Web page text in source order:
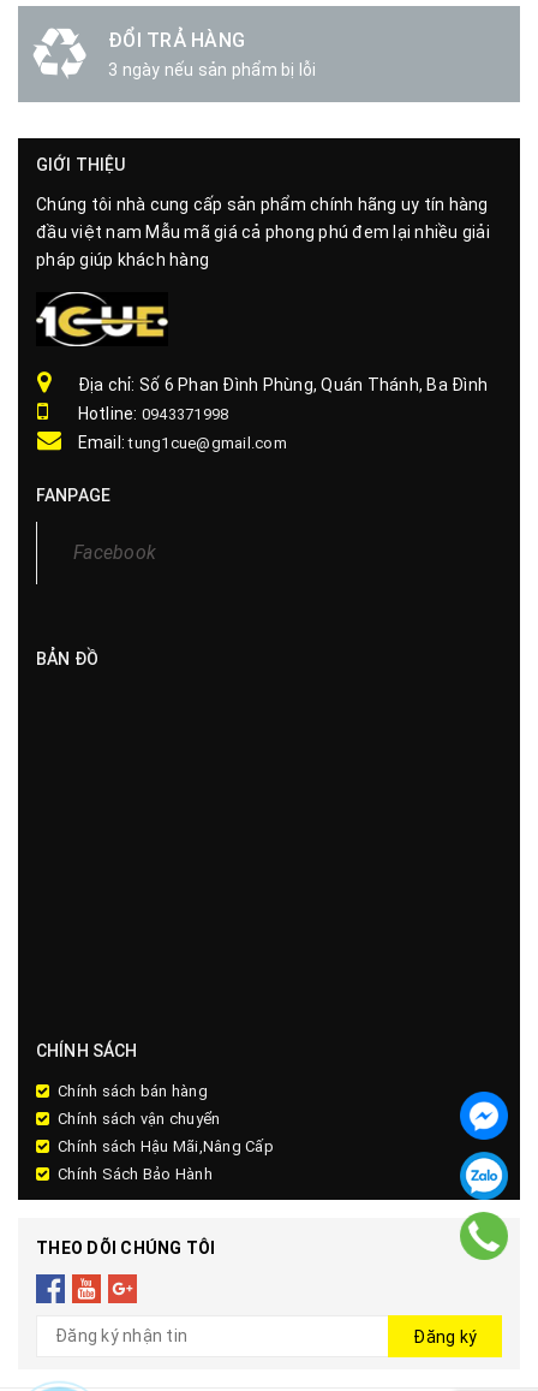
ĐỔI TRẢ HÀNG
3 ngày nếu sản phẩm bị lỗi
GIỚI THIỆU
Chúng tôi nhà cung cấp sản phẩm chính hãng uy tín hàng
đầu việt nam Mẫu mã giá cả phong phú đem lại nhiều giải
pháp giúp khách hàng
Địa chỉ: Số 6 Phan Đình Phùng, Quán Thánh, Ba Đình
Hotline: 0943371998
Email:tung1cue@gmail.com
FANPAGE
Facebook
BẢN ĐỒ
CHÍNH SÁCH
Chính sách bán hàng
Chính sách vận chuyển
Chính sách Hậu Mãi,Nâng Cấp
Chính Sách Bảo Hành
THEO DÕI CHÚNG TÔI
Đăng ký